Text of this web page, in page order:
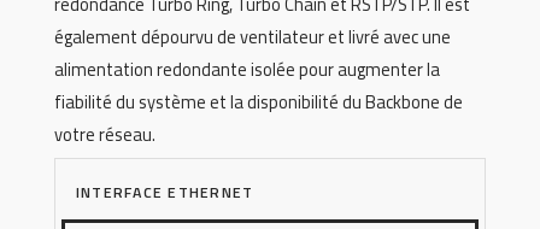
également dépourvu de ventilateur et livré avec une
alimentation redondante isolée pour augmenter la
fiabilité du système et la disponibilité du Backbone de
votre réseau.
INTERFACE ETHERNET